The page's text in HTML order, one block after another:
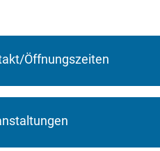
Öffnungszeiten